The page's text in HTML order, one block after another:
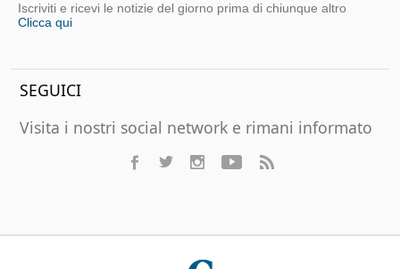
Iscriviti e ricevi le notizie del giorno prima di chiunque altro
Clicca qui
SEGUICI
Visita i nostri social network e rimani informato